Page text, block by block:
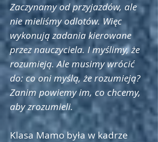
Zaczynamy od przyjazdów, ale
nie mieliśmy odlotów. Więc
wykonują zadania kierowane
przez nauczyciela. I myślimy, że
rozumieją. Ale musimy wrócić
do: co oni myślą, że rozumieją?
Zanim powiemy im, co chcemy,
aby zrozumieli.
Klasa Mamo była w kadrze